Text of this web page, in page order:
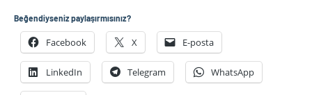
Beğendiyseniz paylaşırmısınız?
Facebook X E-posta
LinkedIn Telegram WhatsApp